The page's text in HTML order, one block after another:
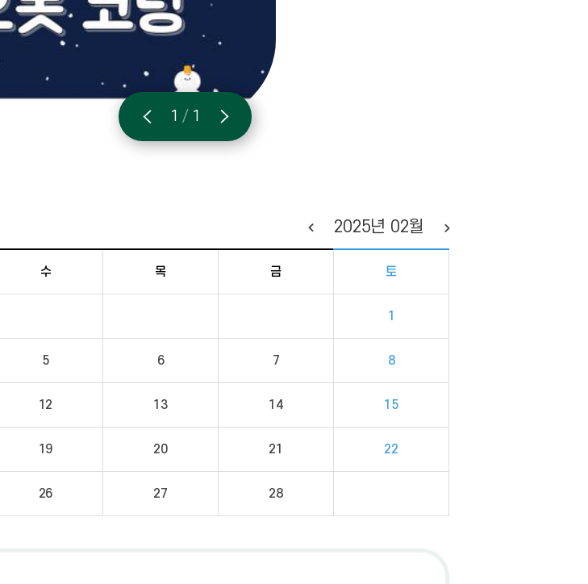
1 / 1
2025년 02월
수 목 금 토
1
5 6 7 8
12 13 14 15
19 20 21 22
26 27 28